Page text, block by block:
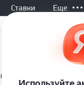
Ставки Еще
Не начался, 20:00